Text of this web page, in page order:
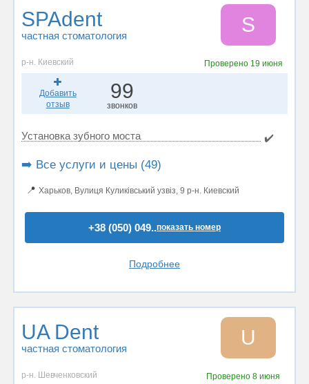
SPAdent
частная стоматология S
р-н. Киевский Проверено 19 июня
Добавить
отзыв
99
звонков
Установка зубного моста ✔️
➡️ Все услуги и цены (49)
📍 Харьков, Вулиця Куликівський узвіз, 9 р-н. Киевский
+38 (050) 049..показать номер
Подробнее
UA Dent
частная стоматология U
р-н. Шевченковский Проверено8 июня